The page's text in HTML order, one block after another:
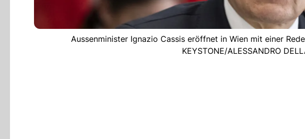
Aussenminister Ignazio Cassis eröffnet in Wien mit einer
KEYSTONE/ALESSANDRO